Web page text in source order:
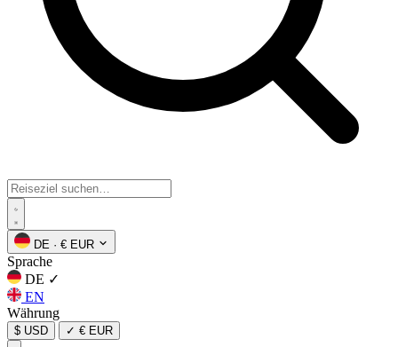
DE · € EUR
Sprache
DE ✓
EN
Währung
$ USD ✓ € EUR